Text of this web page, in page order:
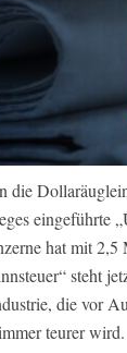
die
eingeführte
hat mit
steht
die vor
teurer wird.